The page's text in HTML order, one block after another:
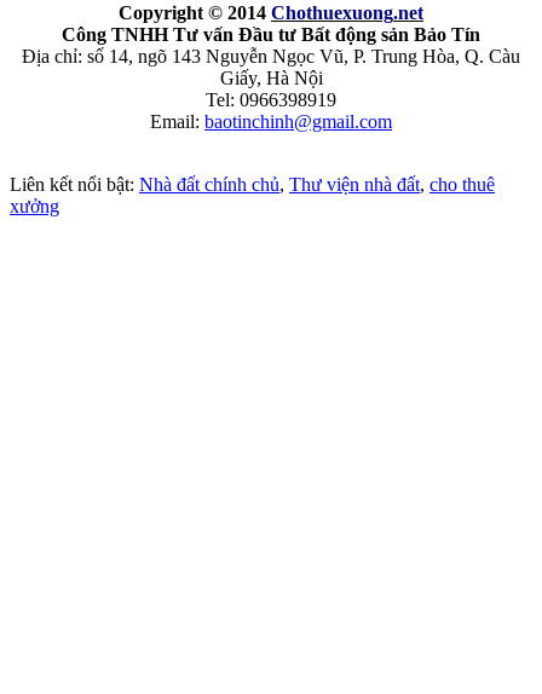
Copyright © 2014 Chothuexuong.net
Công TNHH Tư vấn Đầu tư Bất động sản Bảo Tín
Địa chỉ: số 14, ngõ 143 Nguyễn Ngọc Vũ, P. Trung Hòa, Q. Càu
Giấy, Hà Nội
Tel: 0966398919
Email: baotinchinh@gmail.com
Liên kết nổi bật: Nhà đất chính chủ, Thư viện nhà đất, cho thuê
xưởng